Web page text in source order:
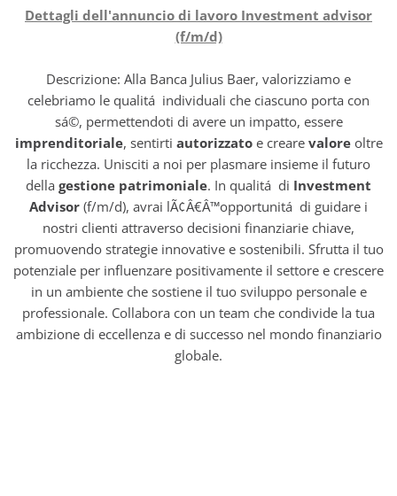
Dettagli dell'annuncio di lavoro Investment advisor
(f/m/d)
Descrizione: Alla Banca Julius Baer, valorizziamo e
celebriamo le qualitá individuali che ciascuno porta con
sá©, permettendoti di avere un impatto, essere
imprenditoriale, sentirti autorizzatoe creare valoreoltre
la ricchezza. Unisciti a noi per plasmare insieme il futuro
della gestione patrimoniale. In qualitá di Investment
Advisor (f/m/d), avrai lÃ¢Â€Â™opportunitá di guidare i
nostri clienti attraverso decisioni finanziarie chiave,
promuovendo strategie innovative e sostenibili. Sfrutta il tuo
potenziale per influenzare positivamente il settore e crescere
in un ambiente che sostiene il tuo sviluppo personale e
professionale. Collabora con un team che condivide la tua
ambizione di eccellenza e di successo nel mondo finanziario
globale.